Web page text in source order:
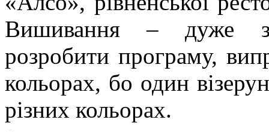
Вишивання – дуже
розробити програму,
кольорах, бо один
різних кольорах.